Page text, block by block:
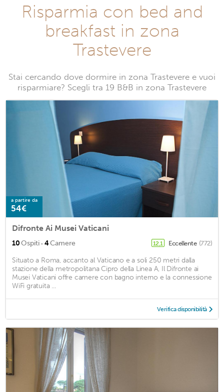
Risparmia con bed and
breakfast in zona
Trastevere
Stai cercando dove dormire in zona Trastevere e vuoi
risparmiare? Scegli tra 19 B&B in zona Trastevere
a partire da
54€
Difronte Ai Musei Vaticani
10Ospiti · 4Camere 12,1 Eccellente (772)
Situato a Roma, accanto al Vaticano e a soli 250 metri dalla
stazione della metropolitana Cipro della Linea A, Il Difronte ai
Musei Vaticani offre camere con bagno interno e la connessione
WiFi gratuita ...
Verifica disponibilità